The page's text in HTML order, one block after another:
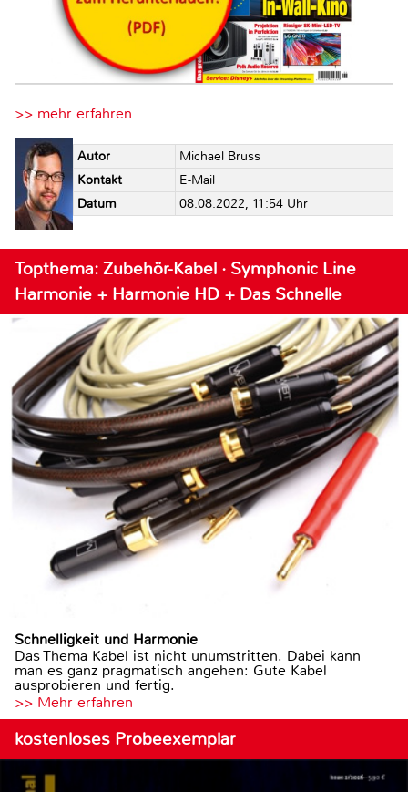
>> mehr erfahren
Autor
Michael Bruss
Kontakt
E-Mail
Datum
08.08.2022, 11:54 Uhr
Topthema: Zubehör-Kabel · Symphonic Line
Harmonie + Harmonie HD + Das Schnelle
Schnelligkeit und Harmonie
Das Thema Kabel ist nicht unumstritten. Dabei kann
man es ganz pragmatisch angehen: Gute Kabel
ausprobieren und fertig.
>> Mehr erfahren
kostenloses Probeexemplar